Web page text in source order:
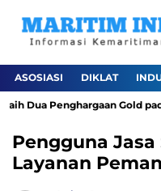
ASOSIASI DIKLAT
Dua Penghargaan Gold pada
Pengguna
Layanan